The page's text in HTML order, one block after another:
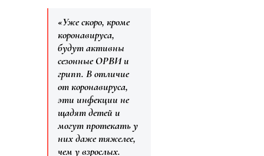
«Уже скоро, кроме
коронавируса,
будут активны
сезонные ОРВИ и
грипп. В отличие
от коронавируса,
эти инфекции не
щадят детей и
могут протекать у
них даже тяжелее,
чем у взрослых.